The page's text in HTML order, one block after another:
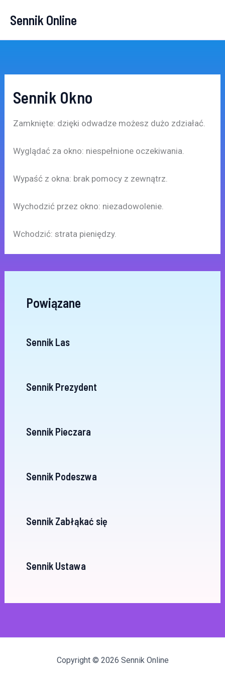
Sennik Online
Sennik Okno
Zamknięte: dzięki odwadze możesz dużo zdziałać.
Wyglądać za okno: niespełnione oczekiwania.
Wypaść z okna: brak pomocy z zewnątrz.
Wychodzić przez okno: niezadowolenie.
Wchodzić: strata pieniędzy.
Powiązane
Sennik Las
Sennik Prezydent
Sennik Pieczara
Sennik Podeszwa
Sennik Zabłąkać się
Sennik Ustawa
Copyright © 2026 Sennik Online